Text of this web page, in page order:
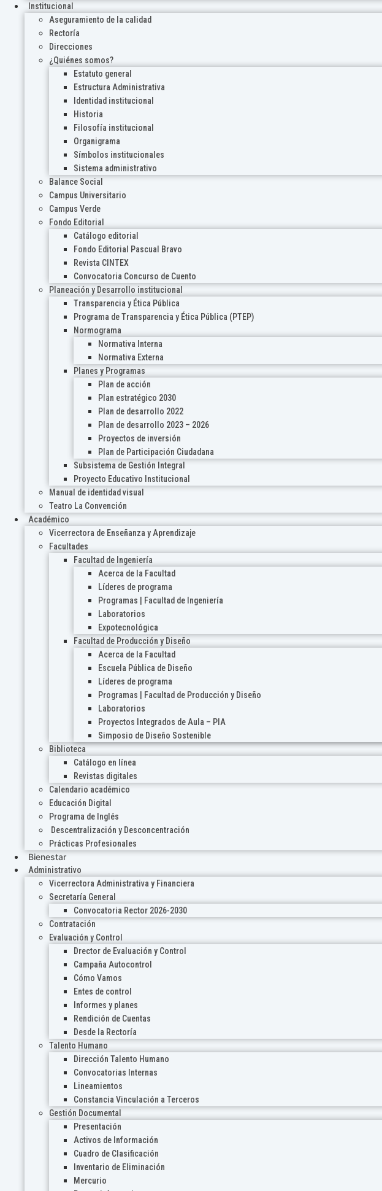
Institucional
Aseguramiento de la calidad
Rectoría
Direcciones
¿Quiénes somos?
Estatuto general
Estructura Administrativa
Identidad institucional
Historia
Filosofía institucional
Organigrama
Símbolos institucionales
Sistema administrativo
Balance Social
Campus Universitario
Campus Verde
Fondo Editorial
Catálogo editorial
Fondo Editorial Pascual Bravo
Revista CINTEX
Convocatoria Concurso de Cuento
Planeación y Desarrollo institucional
Transparencia y Ética Pública
Programa de Transparencia y Ética Pública (PTEP)
Normograma
Normativa Interna
Normativa Externa
Planes y Programas
Plan de acción
Plan estratégico 2030
Plan de desarrollo 2022
Plan de desarrollo 2023 – 2026
Proyectos de inversión
Plan de Participación Ciudadana
Subsistema de Gestión Integral
Proyecto Educativo Institucional
Manual de identidad visual
Teatro La Convención
Académico
Vicerrectora de Enseñanza y Aprendizaje
Facultades
Facultad de Ingeniería
Acerca de la Facultad
Líderes de programa
Programas | Facultad de Ingeniería
Laboratorios
Expotecnológica
Facultad de Producción y Diseño
Acerca de la Facultad
Escuela Pública de Diseño
Líderes de programa
Programas | Facultad de Producción y Diseño
Laboratorios
Proyectos Integrados de Aula – PIA
Simposio de Diseño Sostenible
Biblioteca
Catálogo en línea
Revistas digitales
Calendario académico
Educación Digital
Programa de Inglés
Descentralización y Desconcentración
Prácticas Profesionales
Bienestar
Administrativo
Vicerrectora Administrativa y Financiera
Secretaría General
Convocatoria Rector 2026-2030
Contratación
Evaluación y Control
Drector de Evaluación y Control
Campaña Autocontrol
Cómo Vamos
Entes de control
Informes y planes
Rendición de Cuentas
Desde la Rectoría
Talento Humano
Dirección Talento Humano
Convocatorias Internas
Lineamientos
Constancia Vinculación a Terceros
Gestión Documental
Presentación
Activos de Información
Cuadro de Clasificación
Inventario de Eliminación
Mercurio